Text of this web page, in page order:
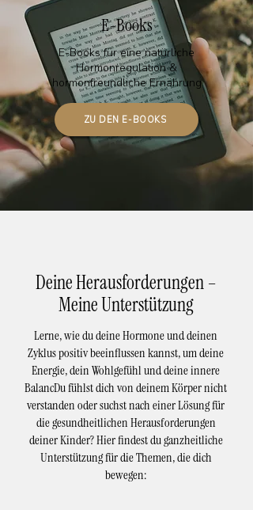
E-Books
E-Books für eine natürliche
Hormonregulation &
hormonfreundliche Ernährung
ZU DEN E-BOOKS
Deine Herausforderungen –
Meine Unterstützung
Lerne, wie du deine Hormone und deinen
Zyklus positiv beeinflussen kannst, um deine
Energie, dein Wohlgefühl und deine innere
BalancDu fühlst dich von deinem Körper nicht
verstanden oder suchst nach einer Lösung für
die gesundheitlichen Herausforderungen
deiner Kinder? Hier findest du ganzheitliche
Unterstützung für die Themen, die dich
bewegen: